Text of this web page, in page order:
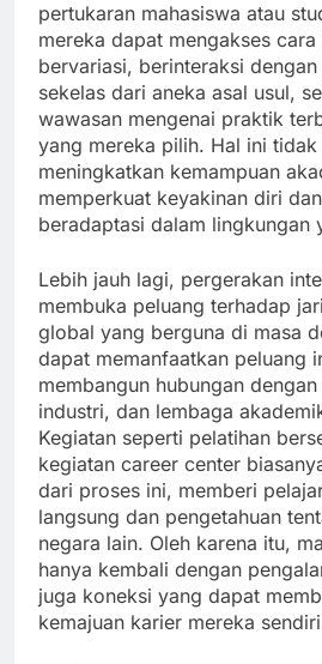
pertukaran mahasiswa atau
mereka dapat mengakses
bervariasi, berinteraksi
sekelas dari aneka asal usul,
wawasan mengenai praktik
yang mereka pilih. Hal ini tidak
meningkatkan kemampuan
memperkuat keyakinan diri
beradaptasi dalam lingkungan
Lebih jauh lagi, pergerakan
membuka peluang terhadap
global yang berguna di masa
dapat memanfaatkan peluang
membangun hubungan
industri, dan lembaga
Kegiatan seperti pelatihan
kegiatan career center
dari proses ini, memberi
langsung dan pengetahuan
negara lain. Oleh karena itu,
hanya kembali dengan
juga koneksi yang dapat
kemajuan karier mereka